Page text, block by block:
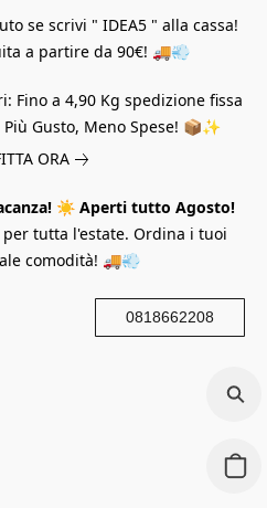
se scrivi " IDEA5 " alla cassa!
a partire da 90€! 🚚💨
Fino a 4,90 Kg spedizione fissa
Più Gusto, Meno Spese! 📦✨
ORA
☀️ Aperti tutto Agosto!
tutta l'estate. Ordina i tuoi
comodità! 🚚💨
0818662208